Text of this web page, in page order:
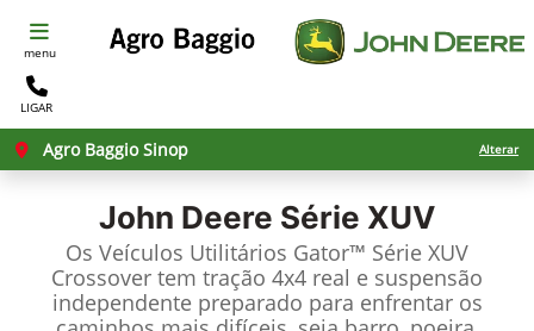
menu
LIGAR
Agro Baggio Sinop Alterar
John Deere Série XUV
Os Veículos Utilitários Gator™ Série XUV
Crossover tem tração 4x4 real e suspensão
independente preparado para enfrentar os